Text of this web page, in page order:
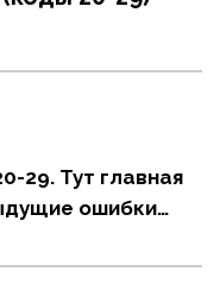
29. Тут главная
ошибки…